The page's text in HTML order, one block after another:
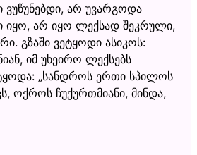
ვუწუნებდი, არ უვარგოდა
იყო, არ იყო ლექსად შეკრული,
გზაში ვეტყოდი ასიკოს:
იმ უხეირო ლექსებს
„სანდროს ერთი სპილოს
ოქროს ჩუქურთმიანი, მინდა,